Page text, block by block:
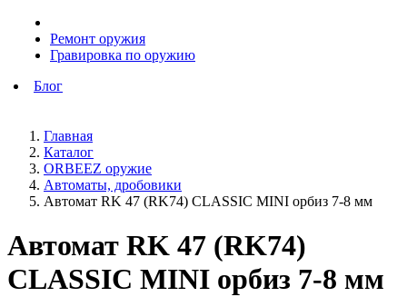
Ремонт оружия
Гравировка по оружию
Блог
Главная
Каталог
ORBEEZ оружие
Автоматы, дробовики
Автомат RK 47 (RK74) CLASSIC MINI орбиз 7-8 мм
Автомат RK 47 (RK74)
CLASSIC MINI орбиз 7-8 мм